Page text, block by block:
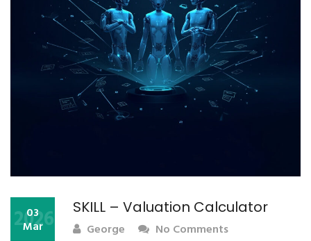
SKILL – Valuation Calculator
03
Mar
2026 George
No Comments